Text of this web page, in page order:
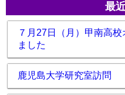
最
７月27日（月）甲南高
ました
鹿児島大学研究室訪問